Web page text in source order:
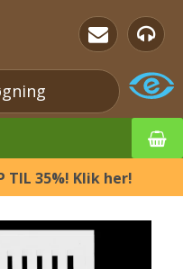
TIL 35%! Klik her!